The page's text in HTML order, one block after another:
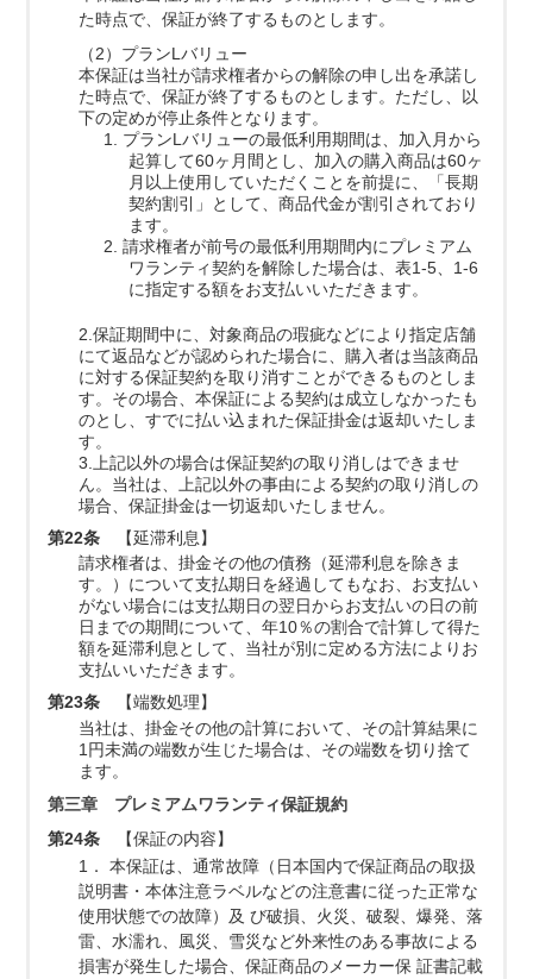
た時点で、保証が終了するものとします。
（2）プランLバリュー
本保証は当社が請求権者からの解除の申し出を承諾し
た時点で、保証が終了するものとします。ただし、以
下の定めが停止条件となります。
1. プランLバリューの最低利用期間は、加入月から
起算して60ヶ月間とし、加入の購入商品は60ヶ
月以上使用していただくことを前提に、「長期
契約割引」として、商品代金が割引されており
ます。
2. 請求権者が前号の最低利用期間内にプレミアム
ワランティ契約を解除した場合は、表1-5、1-6
に指定する額をお支払いいただきます。
2.保証期間中に、対象商品の瑕疵などにより指定店舗
にて返品などが認められた場合に、購入者は当該商品
に対する保証契約を取り消すことができるものとしま
す。その場合、本保証による契約は成立しなかったも
のとし、すでに払い込まれた保証掛金は返却いたしま
す。
3.上記以外の場合は保証契約の取り消しはできませ
ん。当社は、上記以外の事由による契約の取り消しの
場合、保証掛金は一切返却いたしません。
第22条
【延滞利息】
請求権者は、掛金その他の債務（延滞利息を除きま
す。）について支払期日を経過してもなお、お支払い
がない場合には支払期日の翌日からお支払いの日の前
日までの期間について、年10％の割合で計算して得た
額を延滞利息として、当社が別に定める方法によりお
支払いいただきます。
第23条
【端数処理】
当社は、掛金その他の計算において、その計算結果に
1円未満の端数が生じた場合は、その端数を切り捨て
ます。
第三章 プレミアムワランティ保証規約
第24条
【保証の内容】
1． 本保証は、通常故障（日本国内で保証商品の取扱
説明書・本体注意ラベルなどの注意書に従った正常な
使用状態での故障）及 び破損、火災、破裂、爆発、落
雷、水濡れ、風災、雪災など外来性のある事故による
損害が発生した場合、保証商品のメーカー保 証書記載